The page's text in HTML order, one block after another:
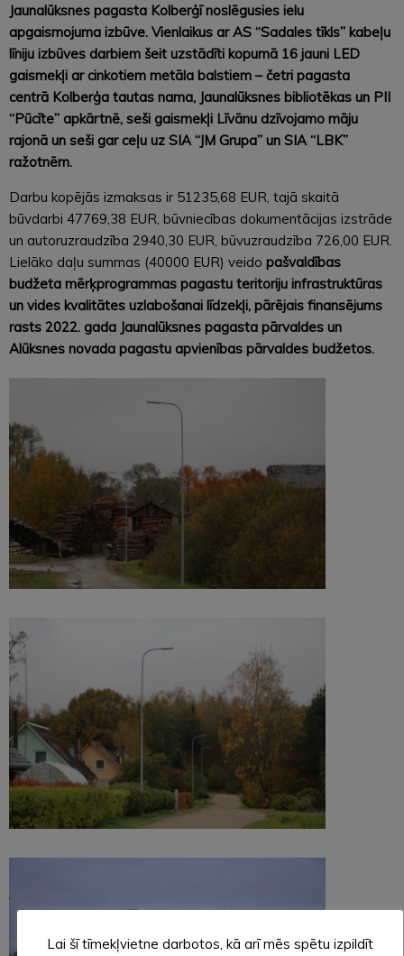
Jaunalūksnes pagasta Kolberģī noslēgusies ielu
apgaismojuma izbūve. Vienlaikus ar AS “Sadales tīkls” kabeļu
līniju izbūves darbiem šeit uzstādīti kopumā 16 jauni LED
gaismekļi ar cinkotiem metāla balstiem – četri pagasta
centrā Kolberģa tautas nama, Jaunalūksnes bibliotēkas un PII
“Pūcīte” apkārtnē, seši gaismekļi Līvānu dzīvojamo māju
rajonā un seši gar ceļu uz SIA “JM Grupa” un SIA “LBK”
ražotnēm.
Darbu kopējās izmaksas ir 51235,68 EUR, tajā skaitā
būvdarbi 47769,38 EUR, būvniecības dokumentācijas izstrāde
un autoruzraudzība 2940,30 EUR, būvuzraudzība 726,00 EUR.
Lielāko daļu summas (40000 EUR) veido pašvaldības
budžeta mērķprogrammas pagastu teritoriju infrastruktūras
un vides kvalitātes uzlabošanai līdzekļi, pārējais finansējums
rasts 2022. gada Jaunalūksnes pagasta pārvaldes un
Alūksnes novada pagastu apvienības pārvaldes budžetos.
Lai šī tīmekļvietne darbotos, kā arī mēs spētu izpildīt